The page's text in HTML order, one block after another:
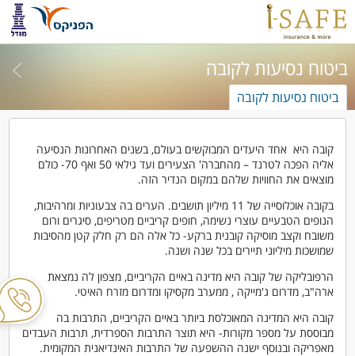
ביטוח נסיעות לקובה
ביטוח נסיעות לקובה
קובה היא אחד היעדים המבוקשים בעולם, בשנים האחרונות הנסיעה
אליה הפכה לטרנד – מהחברה' הצעירים ועד גילאי 50 ואף 70- כולם
מוצאים את החוויות שלהם במקום הנדיר הזה.
בקובה אוכלוסייה של 11 מיליון תושבים. הערים בה צבעוניות ומרהיבות,
הנופים הטבעיים עוצרי נשימה, חופים קריביים מטריפים, סיגרים ורום
משובח וקצב מוסיקה קובנית ברקע- כל אלה הם רק חלק קטן מהסיבות
שמושכות מיליוני תיירים בכל שנה ושנה.
הרפובליקה של קובה היא מדינה באיים הקריביים, מצפון לה נמצאת
ארה"ב, מדרום ג'מייקה , ממערב מקסיקו ומדרום מזרח האיטי.
קובה היא המדינה המאוכלסת ביותר באיים הקריביים, התרבות בה
מבוססת על מספר מקורות- היא תוצר התרבות הספרדית, תרבות העבדים
מאפריקה ובנוסף ישנה ההשפעה של התרבות האינדיאנית המקומית.